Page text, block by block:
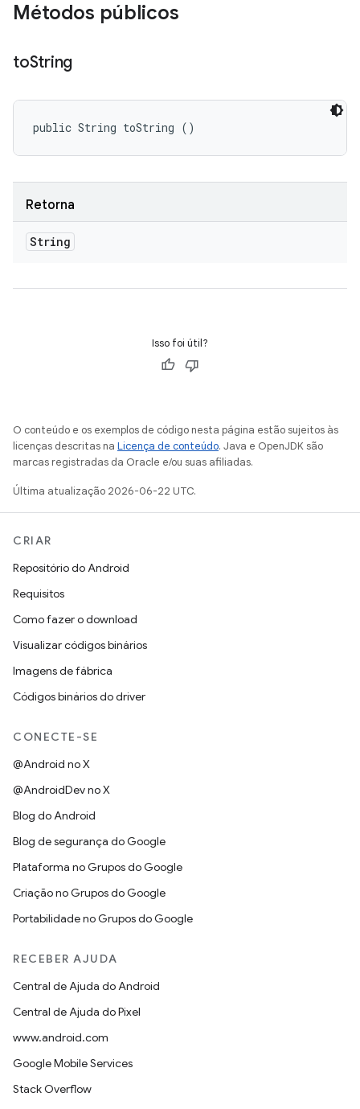
Métodos públicos
toString
public String toString ()
Retorna
String
Isso foi útil?
O conteúdo e os exemplos de código nesta página estão sujeitos às
licenças descritas na Licença de conteúdo. Java e OpenJDK são
marcas registradas da Oracle e/ou suas afiliadas.
Última atualização 2026-06-22 UTC.
CRIAR
Repositório do Android
Requisitos
Como fazer o download
Visualizar códigos binários
Imagens de fábrica
Códigos binários do driver
CONECTE-SE
@Android no X
@AndroidDev no X
Blog do Android
Blog de segurança do Google
Plataforma no Grupos do Google
Criação no Grupos do Google
Portabilidade no Grupos do Google
RECEBER AJUDA
Central de Ajuda do Android
Central de Ajuda do Pixel
www.android.com
Google Mobile Services
Stack Overflow